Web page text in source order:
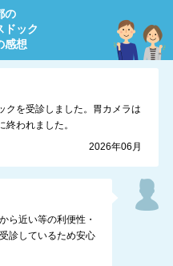
の
ドック
感想
クを受診しました。胃カメラは
終われました。
2026年06月
ら近い等の利便性・
診しているため安心